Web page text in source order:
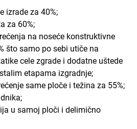
izrade za 40%;
za 60%;
na noseće konstruktivne
što samo po sebi utiče na
cele zgrade i dodatne uštede
etapama izgradnje;
same ploče i težina za 55%;
u samoj ploči i delimično